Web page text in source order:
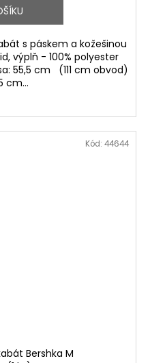
s páskem a kožešinou
výplň - 100% polyester
55,5 cm (111 cm obvod)
cm...
Bershka M
Kód: 44644